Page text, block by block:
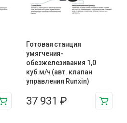
Готовая станция
умягчения-
обезжелезивания 1,0
куб.м/ч (авт. клапан
управления Runxin)
37 931 ₽